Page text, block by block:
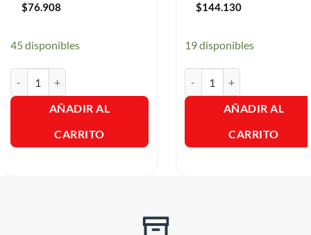
$76.908
45 disponibles
AÑADIR AL
CARRITO
$144.130
19 disponibles
AÑADIR AL
CARRITO